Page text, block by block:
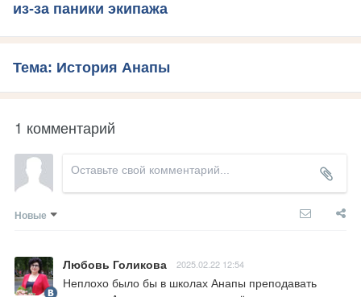
из-за паники экипажа
Тема: История Анапы
1 комментарий
Новые
Любовь Голикова 2025.02.22 12:54
Неплохо было бы в школах Анапы преподавать